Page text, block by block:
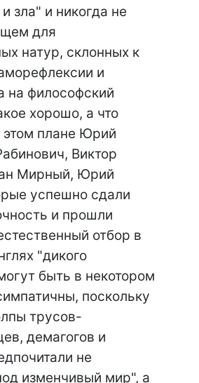
зла" и никогда не
для
натур, склонных к
и
на философский
хорошо, а что
этом плане Юрий
Виктор
Мирный, Юрий
успешно сдали
и прошли
отбор в
"дикого
быть в некотором
поскольку
трусов-
демагогов и
не
изменчивый мир", а